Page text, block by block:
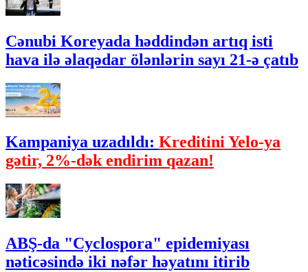
Cənubi Koreyada həddindən artıq isti
hava ilə əlaqədar ölənlərin sayı 21-ə çatıb
Kampaniya uzadıldı: Kreditini Yelo-ya
gətir, 2%-dək endirim qazan!
ABŞ-da "Cyclospora" epidemiyası
nəticəsində iki nəfər həyatını itirib